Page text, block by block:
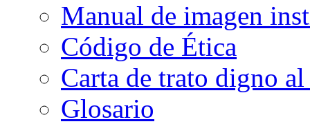
Manual de imagen
Código de Ética
Carta de trato digno
Glosario